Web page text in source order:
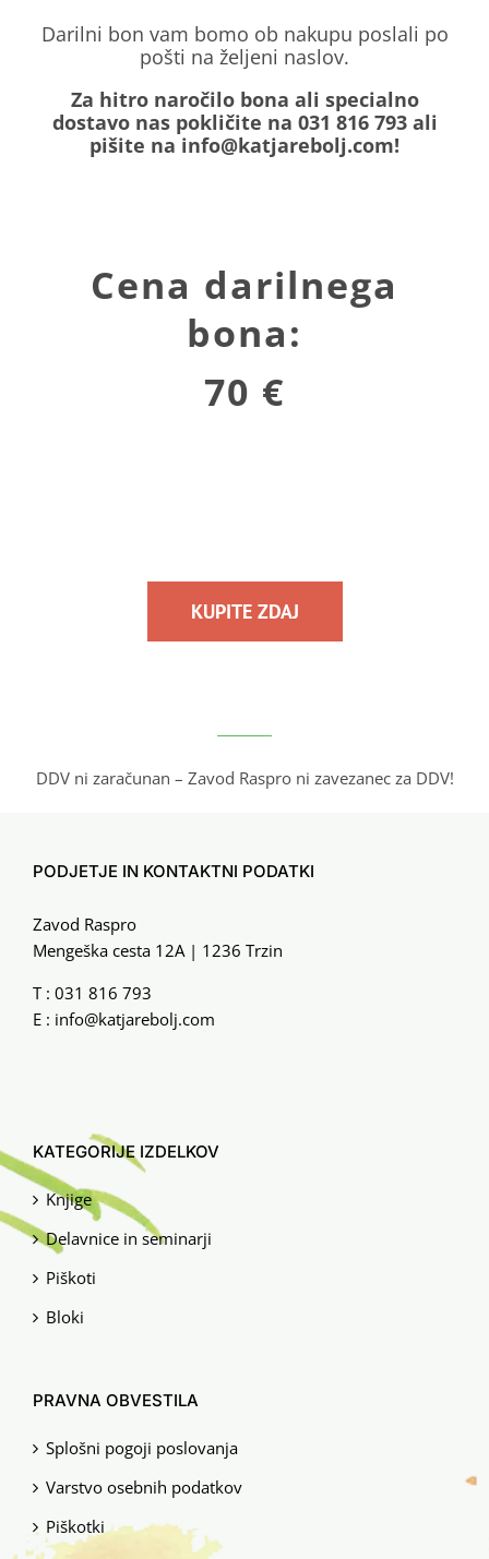
Darilni bon vam bomo ob nakupu poslali po
pošti na željeni naslov.
Za hitro naročilo bona ali specialno
dostavo nas pokličite na 031 816 793 ali
pišite na info@katjarebolj.com!
Cena darilnega
bona:
70 €
KUPITE ZDAJ
DDV ni zaračunan – Zavod Raspro ni zavezanec za DDV!
PODJETJE IN KONTAKTNI PODATKI
Zavod Raspro
Mengeška cesta 12A | 1236 Trzin
T : 031 816 793
E : info@katjarebolj.com
KATEGORIJE IZDELKOV
Knjige
Delavnice in seminarji
Piškoti
Bloki
PRAVNA OBVESTILA
Splošni pogoji poslovanja
Varstvo osebnih podatkov
Piškotki